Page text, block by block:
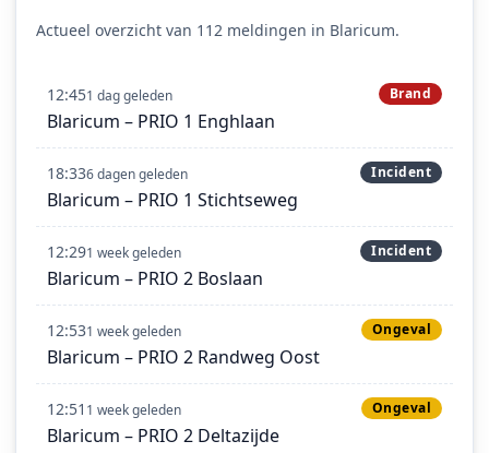
Actueel overzicht van 112 meldingen in Blaricum.
12:451 dag geleden Brand
Blaricum – PRIO 1 Enghlaan
18:336 dagen geleden Incident
Blaricum – PRIO 1 Stichtseweg
12:291 week geleden Incident
Blaricum – PRIO 2 Boslaan
12:531 week geleden Ongeval
Blaricum – PRIO 2 Randweg Oost
12:51 1 week geleden Ongeval
Blaricum – PRIO 2 Deltazijde